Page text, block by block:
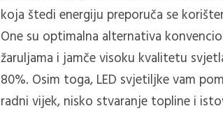
koja štedi energiju preporuča se
One su optimalna alternativa
žaruljama i jamče visoku kvalitetu
80%. Osim toga, LED svjetiljke vam
radni vijek, nisko stvaranje topline i